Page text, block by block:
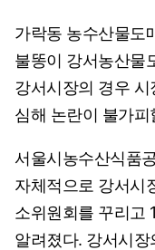
가락동 농수산물도
불똥이 강서농산물
강서시장의 경우
심해 논란이 불가피
서울시농수산식품
자체적으로 강서시
소위원회를 꾸리고
알려졌다. 강서시